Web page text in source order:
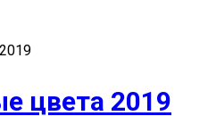
цвета 2019